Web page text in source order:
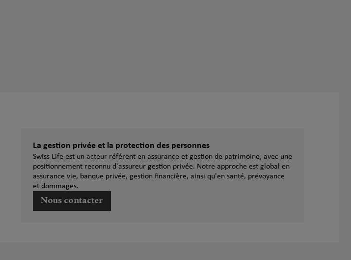
La gestion privée et la protection des personnes
Swiss Life est un acteur référent en assurance et gestion de patrimoine, avec une
positionnement reconnu d'assureur gestion privée. Notre approche est global en
assurance vie, banque privée, gestion financière, ainsi qu'en santé, prévoyance
et dommages.
Nous contacter